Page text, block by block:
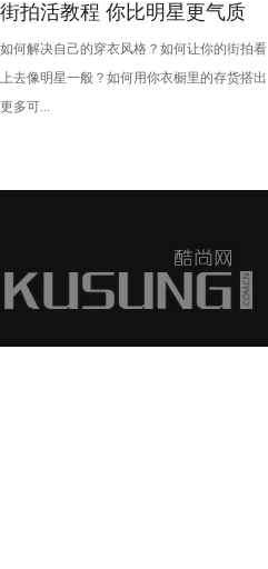
街拍活教程 你比明星更气质
如何解决自己的穿衣风格？如何让你的街拍看
上去像明星一般？如何用你衣橱里的存货搭出
更多可...